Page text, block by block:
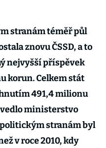
stranám téměř půl
znovu ČSSD, a to
nejvyšší příspěvek
korun. Celkem stát
491,4 milionu
ministerstvo
stranám byl
v roce 2010, kdy